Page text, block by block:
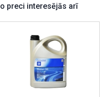
preci interesējās arī